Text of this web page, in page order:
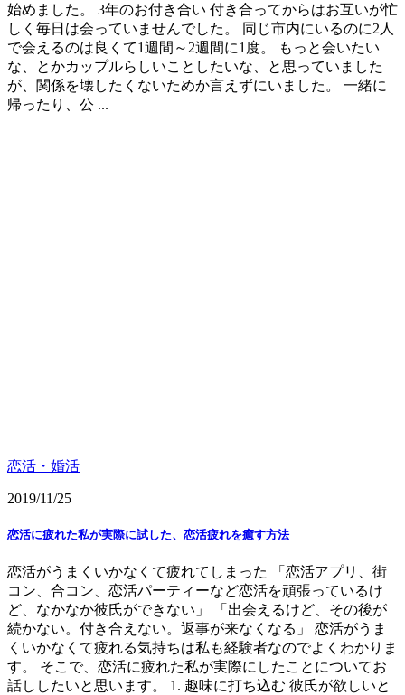
始めました。 3年のお付き合い 付き合ってからはお互いが忙
しく毎日は会っていませんでした。 同じ市内にいるのに2人
で会えるのは良くて1週間～2週間に1度。 もっと会いたい
な、とかカップルらしいことしたいな、と思っていました
が、関係を壊したくないためか言えずにいました。 一緒に
帰ったり、公 ...
恋活・婚活
2019/11/25
恋活に疲れた私が実際に試した、恋活疲れを癒す方法
恋活がうまくいかなくて疲れてしまった 「恋活アプリ、街
コン、合コン、恋活パーティーなど恋活を頑張っているけ
ど、なかなか彼氏ができない」 「出会えるけど、その後が
続かない。付き合えない。返事が来なくなる」 恋活がうま
くいかなくて疲れる気持ちは私も経験者なのでよくわかりま
す。 そこで、恋活に疲れた私が実際にしたことについてお
話ししたいと思います。 1. 趣味に打ち込む 彼氏が欲しいと